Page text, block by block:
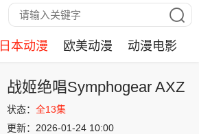
日本动漫 欧美动漫 动漫电影
战姬绝唱Symphogear AXZ
状态： 全13集
更新： 2026-01-24 10:00